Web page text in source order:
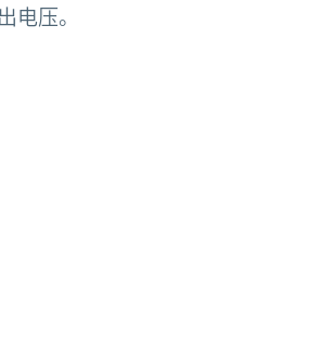
电压。